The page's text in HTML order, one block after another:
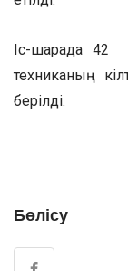
Іс-шарада 42
техниканың
берілді.
Бөлісу